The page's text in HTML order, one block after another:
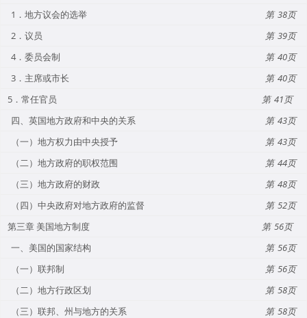
1．地方议会的选举
38
2．议员
39
4．委员会制
40
3．主席或市长
40
5．常任官员
41
四、英国地方政府和中央的关系
43
（一）地方权力由中央授予
43
（二）地方政府的职权范围
44
（三）地方政府的财政
48
（四）中央政府对地方政府的监督
52
第三章 美国地方制度
56
一、美国的国家结构
56
（一）联邦制
56
（二）地方行政区划
58
（三）联邦、州与地方的关系
58